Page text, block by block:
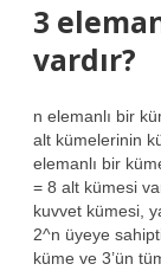
3
vardır?
n elemanlı bir
alt kümelerinin
elemanlı bir
= 8 alt kümesi
kuvvet kümesi,
2^n üyeye
küme ve 3’ün